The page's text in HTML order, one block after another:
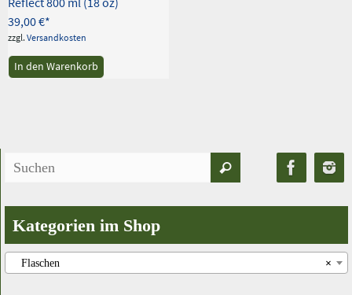
39,00€
zzgl. Versandkosten
In den Warenkorb
Suchen
Kategorien im Shop
×
Flaschen